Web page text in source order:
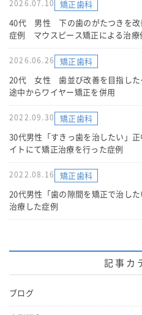
2026.07.10 矯正歯科
40代 男性 下の歯のがたつきを改
症例 マウスピース矯正による治療
2026.06.26 矯正歯科
20代 女性 歯並び改善を目指した
途中からワイヤー矯正を併用
2022.09.30 矯正歯科
30代男性「すきっ歯を治したい」
イトにて矯正治療を行った症例
2022.08.16 矯正歯科
20代男性「歯の隙間を矯正で治し
治療した症例
記事カ
ブログ